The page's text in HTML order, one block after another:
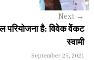
Next →
परियोजना है: विवेक वेंकट
स्वामी
September 25, 2021